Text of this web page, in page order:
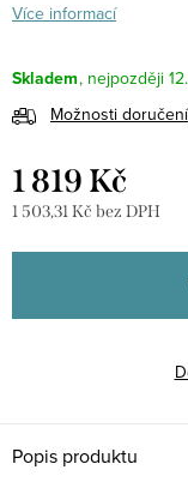
Více informací
Skladem
Možnosti doručení
1 819 Kč
1 503,31 Kč bez DPH
cena:
Popis produktu